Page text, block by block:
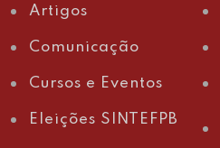
Artigos
Comunicação
Cursos e Eventos
Eleições SINTEFPB